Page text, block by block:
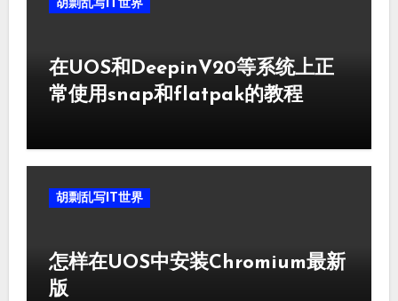
在UOS和DeepinV20等系统上正
常使用snap和flatpak的教程
胡剽乱写IT世界
怎样在UOS中安装Chromium最新
版